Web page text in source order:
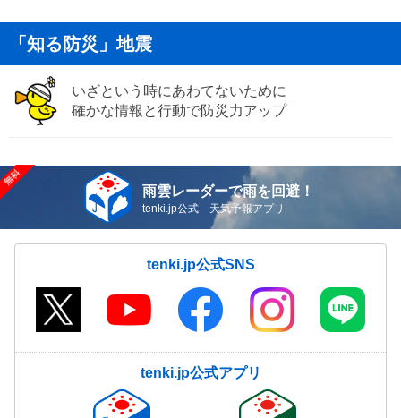
「知る防災」地震
いざという時にあわてないために
確かな情報と行動で防災力アップ
雨雲レーダーで雨を回避！
tenki.jp公式 天気予報アプリ
tenki.jp公式SNS
tenki.jp公式アプリ